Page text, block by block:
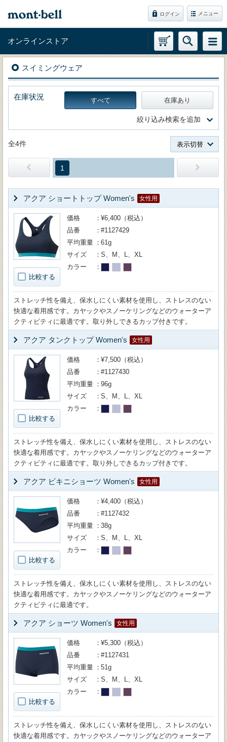
ログイン メニュー
オンラインストア
スイミングウェア
在庫状況 すべて 在庫あり
絞り込み検索を追加
全4件 表示切替
1
アクア ショートトップ Women's 女性用
比較する
価格
¥6,400（税込）
品番
#1127429
平均重量
61g
サイズ
S、M、L、XL
カラー
ストレッチ性を備え、保水しにくい素材を使用し、ストレスのない
快適な着用感です。カヤックやスノーケリングなどのウォーターア
クティビティに最適です。取り外しできるカップ付きです。
アクア タンクトップ Women's 女性用
比較する
価格
¥7,500（税込）
品番
#1127430
平均重量
96g
サイズ
S、M、L、XL
カラー
ストレッチ性を備え、保水しにくい素材を使用し、ストレスのない
快適な着用感です。カヤックやスノーケリングなどのウォーターア
クティビティに最適です。取り外しできるカップ付きです。
アクア ビキニショーツ Women's 女性用
比較する
価格
¥4,400（税込）
品番
#1127432
平均重量
38g
サイズ
S、M、L、XL
カラー
ストレッチ性を備え、保水しにくい素材を使用し、ストレスのない
快適な着用感です。カヤックやスノーケリングなどのウォーターア
クティビティに最適です。
アクア ショーツ Women's 女性用
比較する
価格
¥5,300（税込）
品番
#1127431
平均重量
51g
サイズ
S、M、L、XL
カラー
ストレッチ性を備え、保水しにくい素材を使用し、ストレスのない
快適な着用感です。カヤックやスノーケリングなどのウォーターア